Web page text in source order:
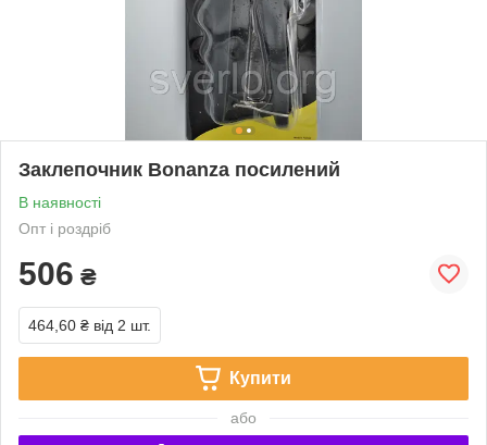
Заклепочник Bonanza посилений
В наявності
Опт і роздріб
506 ₴
464,60 ₴ від 2 шт.
Купити
або